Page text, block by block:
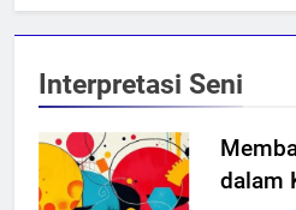
Interpretasi Seni
dalam